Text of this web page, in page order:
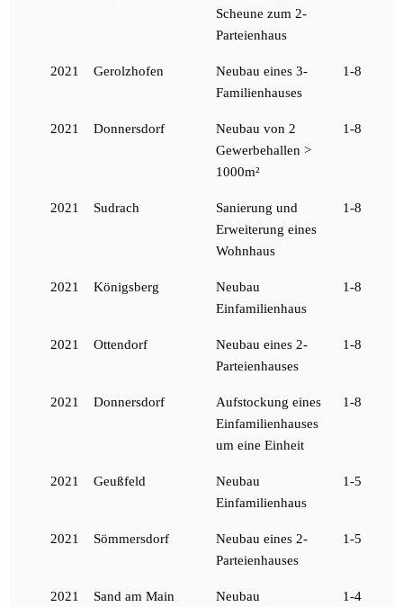
Scheune zum 2-
Parteienhaus
2021 Gerolzhofen
Neubau eines 3-
Familienhauses
1-8
2021 Donnersdorf
Neubau von 2
Gewerbehallen >
1000m²
1-8
2021 Sudrach
Sanierung und
Erweiterung eines
Wohnhaus
1-8
2021 Königsberg
Neubau
Einfamilienhaus
1-8
2021 Ottendorf
Neubau eines 2-
Parteienhauses
1-8
2021 Donnersdorf
Aufstockung eines
Einfamilienhauses
um eine Einheit
1-8
2021 Geußfeld
Neubau
Einfamilienhaus
1-5
2021 Sömmersdorf
Neubau eines 2-
Parteienhauses
1-5
2021 Sand am Main
Neubau
1-4